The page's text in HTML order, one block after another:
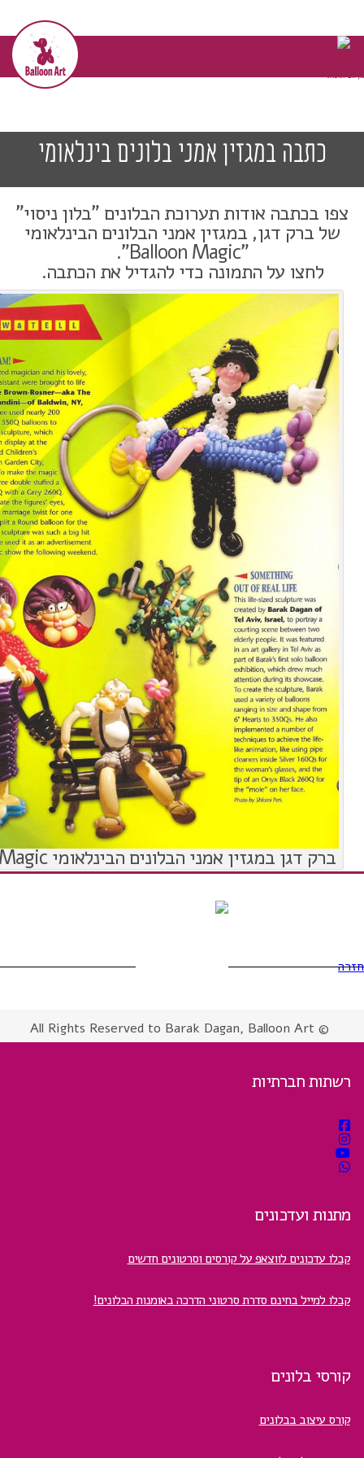
כתבה במגזין אמני בלונים
בינלאומי
מן העיתונות
כתבה במגזין אמני בלונים בינלאומי
צפו בכתבה אודות תערוכת הבלונים "בלון ניסוי"
של ברק דגן, במגזין אמני הבלונים הבינלאומי
"Balloon Magic".
לחצו על התמונה כדי להגדיל את הכתבה.
ברק דגן במגזין אמני הבלונים הבינלאומי Balloon Magic
חזרה
© All Rights Reserved to Barak Dagan, Balloon Art
רשתות חברתיות
מתנות ועדכונים
קבלו עדכונים לווצאפ על קורסים וסרטונים חדשים
קבלו למייל בחינם סדרת סרטוני הדרכה באומנות הבלונים!
קורסי בלונים
קורס עיצוב בבלונים